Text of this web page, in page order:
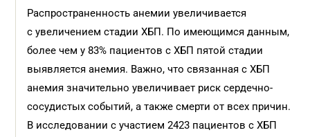
Распространенность анемии увеличивается
с увеличением стадии ХБП. По имеющимся данным,
более чем у 83% пациентов с ХБП пятой стадии
выявляется анемия. Важно, что связанная с ХБП
анемия значительно увеличивает риск сердечно-
сосудистых событий, а также смерти от всех причин.
В исследовании с участием 2423 пациентов с ХБП